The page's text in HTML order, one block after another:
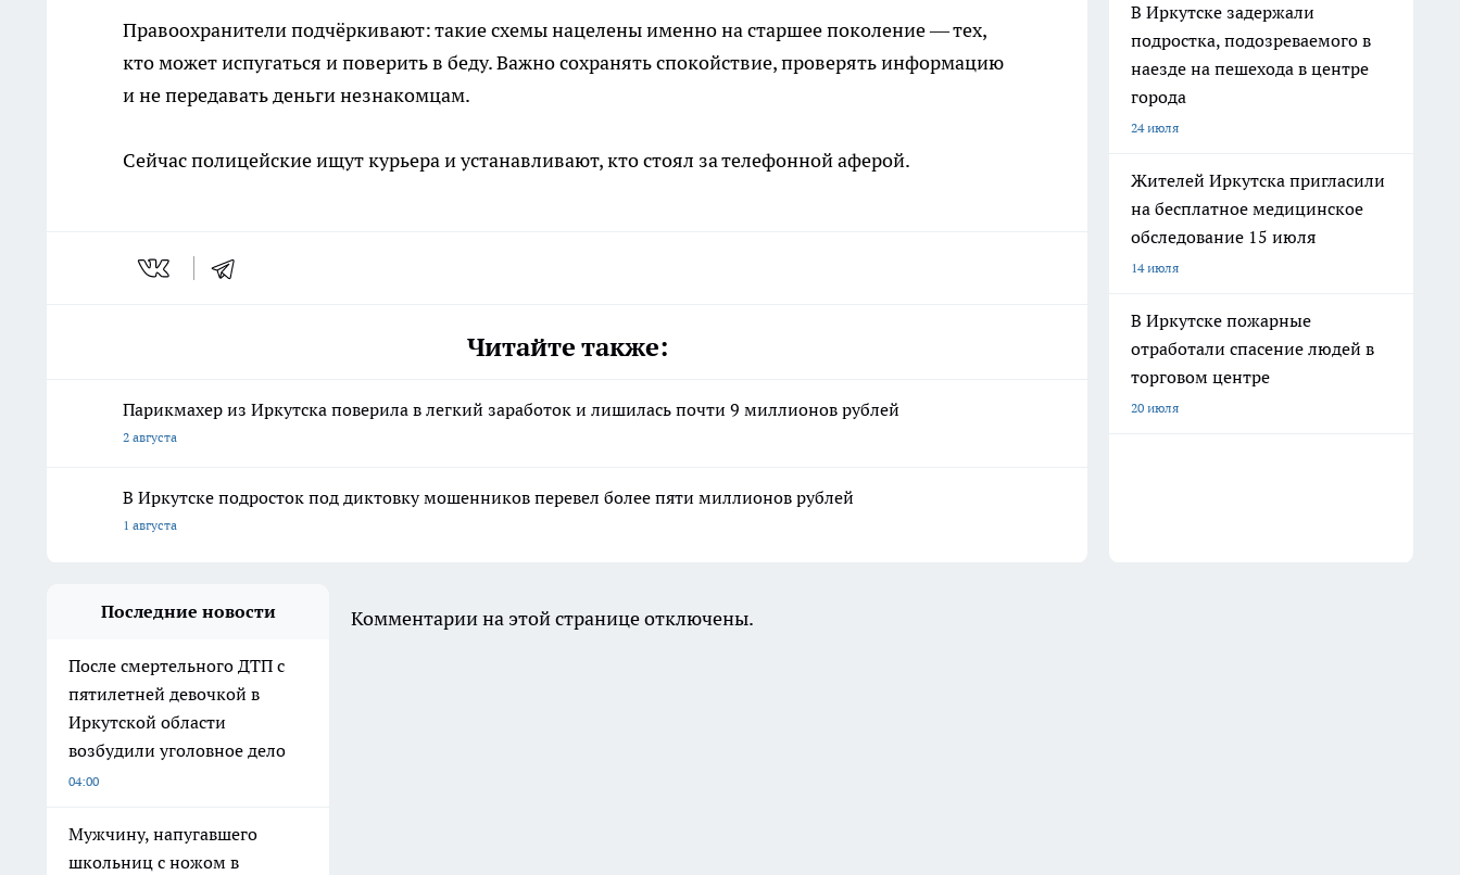
Правоохранители подчёркивают: такие схемы нацелены именно на старшее поколение — тех,
кто может испугаться и поверить в беду. Важно сохранять спокойствие, проверять информацию
и не передавать деньги незнакомцам.
Сейчас полицейские ищут курьера и устанавливают, кто стоял за телефонной аферой.
Читайте также:
Парикмахер из Иркутска поверила в легкий заработок и лишилась почти 9 миллионов рублей
2 августа
В Иркутске подросток под диктовку мошенников перевел более пяти миллионов рублей
1 августа
В Иркутске задержали
подростка, подозреваемого в
наезде на пешехода в центре
города
24 июля
Жителей Иркутска пригласили
на бесплатное медицинское
обследование 15 июля
14 июля
В Иркутске пожарные
отработали спасение людей в
торговом центре
20 июля
Последние новости
После смертельного ДТП с
пятилетней девочкой в
Иркутской области
возбудили уголовное дело
04:00
Мужчину, напугавшего
школьниц с ножом в
Комментарии на этой странице отключены.